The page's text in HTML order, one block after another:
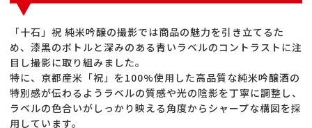
「十石」祝 純米吟醸の撮影では商品の魅力を引き立てるた
め、漆黒のボトルと深みのある青いラベルのコントラストに注
目し撮影に取り組みました。
特に、京都産米「祝」を100%使用した高品質な純米吟醸酒の
特別感が伝わるようラベルの質感や光の陰影を丁寧に調整し、
ラベルの色合いがしっかり映える角度からシャープな構図を採
用しています。